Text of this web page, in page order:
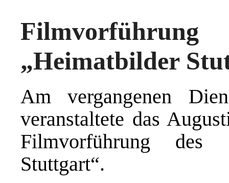
„Heimatbilder
Am vergangenen
veranstaltete das
Filmvorführung des
Stuttgart“.